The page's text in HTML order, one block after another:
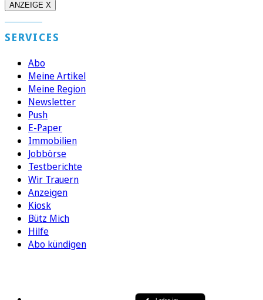
ANZEIGE X
SERVICES
Abo
Meine Artikel
Meine Region
Newsletter
Push
E-Paper
Immobilien
Jobbörse
Testberichte
Wir Trauern
Anzeigen
Kiosk
Bütz Mich
Hilfe
Abo kündigen